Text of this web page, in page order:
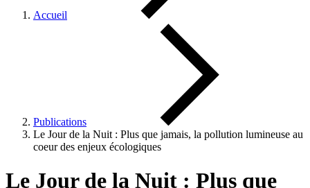
Accueil
Publications
Le Jour de la Nuit : Plus que jamais, la pollution lumineuse au
coeur des enjeux écologiques
Le Jour de la Nuit : Plus que